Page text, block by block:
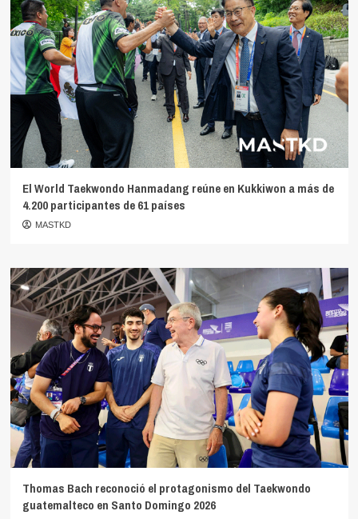
El World Taekwondo Hanmadang reúne en Kukkiwon a más de
4.200 participantes de 61 países
MASTKD
Thomas Bach reconoció el protagonismo del Taekwondo
guatemalteco en Santo Domingo 2026